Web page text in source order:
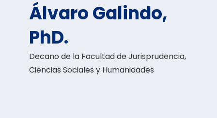
Álvaro Galindo,
PhD.
Decano de la Facultad de Jurisprudencia,
Ciencias Sociales y Humanidades